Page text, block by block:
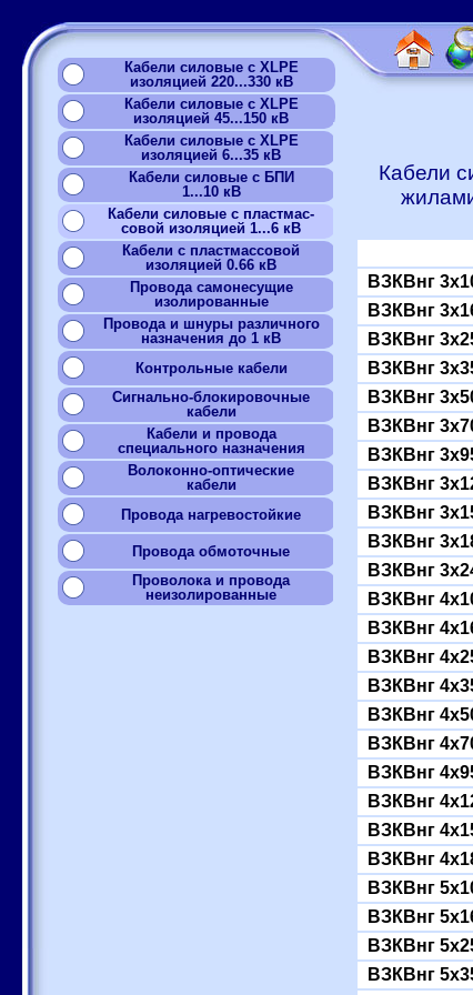
Кабели силовые с XLPE
изоляцией 220...330 кВ
Кабели силовые с XLPE
изоляцией 45...150 кВ
Кабели силовые с XLPE
изоляцией 6...35 кВ
Кабели силовые с БПИ
1...10 кВ
Кабели силовые с пластмас-
совой изоляцией 1...6 кВ
Кабели с пластмассовой
изоляцией 0.66 кВ
Провода самонесущие
изолированные
Провода и шнуры различного
назначения до 1 кВ
Контрольные кабели
Сигнально-блокировочные
кабели
Кабели и провода
специального назначения
Волоконно-оптические
кабели
Провода нагревостойкие
Провода обмоточные
Проволока и провода
неизолированные
Кабели
ВЗКВнг
ВЗКВнг
ВЗКВнг
ВЗКВнг
ВЗКВнг
ВЗКВнг
ВЗКВнг
ВЗКВнг
ВЗКВнг
ВЗКВнг
ВЗКВнг
ВЗКВнг
ВЗКВнг
ВЗКВнг
ВЗКВнг
ВЗКВнг
ВЗКВнг
ВЗКВнг
ВЗКВнг
ВЗКВнг
ВЗКВнг
ВЗКВнг
ВЗКВнг
ВЗКВнг
ВЗКВнг